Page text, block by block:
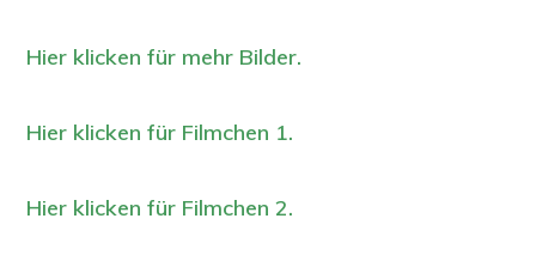
Hier klicken für mehr Bilder.
Hier klicken für Filmchen 1.
Hier klicken für Filmchen 2.